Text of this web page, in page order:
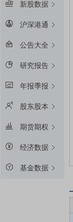
新股数据
沪深港通
公告大全
研究报告
年报季报
股东股本
期货期权
经济数据
基金数据